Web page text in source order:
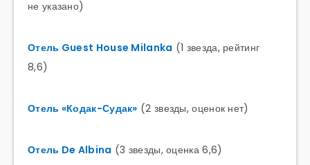
не указано)
Отель Guest House Milanka (1 звезда, рейтинг
8,6)
Отель «Кодак-Судак» (2 звезды, оценок нет)
Отель De Albina (3 звезды, оценка 6,6)